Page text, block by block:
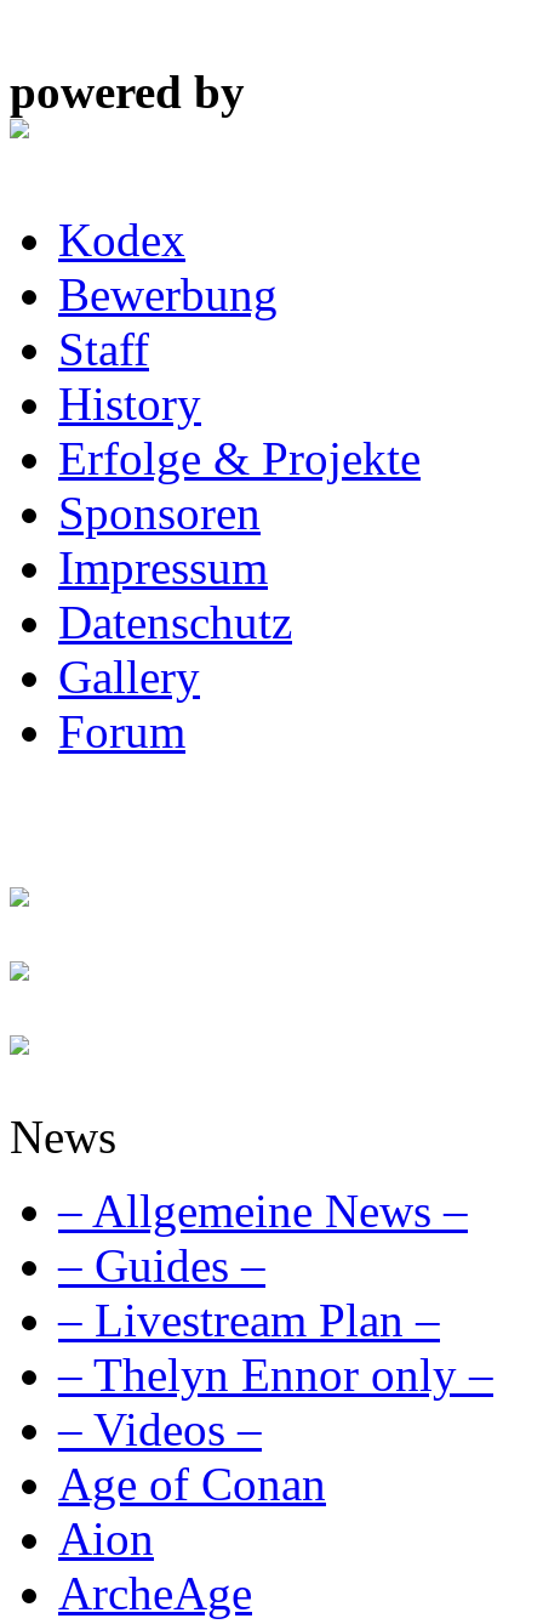
powered by
Kodex
Bewerbung
Staff
History
Erfolge & Projekte
Sponsoren
Impressum
Datenschutz
Gallery
Forum
News
– Allgemeine News –
– Guides –
– Livestream Plan –
– Thelyn Ennor only –
– Videos –
Age of Conan
Aion
ArcheAge